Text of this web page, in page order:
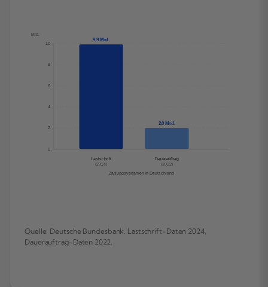
Mrd.
0
2
4
6
8
10
9,9 Mrd.
Lastschrift
(2024)
2,0 Mrd.
Dauerauftrag
(2022)
Zahlungsverfahren in Deutschland
Quelle: Deutsche Bundesbank. Lastschrift-Daten 2024,
Dauerauftrag-Daten 2022.